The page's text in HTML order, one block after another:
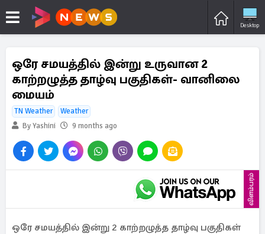
Desktop
ஒரே சமயத்தில் இன்று உருவான 2
காற்றழுத்த தாழ்வு பகுதிகள்- வானிலை
மையம்
TN Weather
Weather
By Yashini
9 months ago
விளம்பரம்
ஒரே சமயத்தில் இன்று 2 காற்றழுத்த தாழ்வு பகுதிகள்